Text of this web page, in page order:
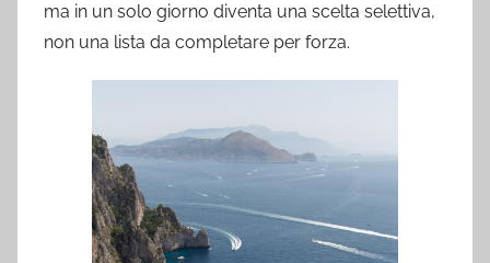
ma in un solo giorno diventa una scelta selettiva,
non una lista da completare per forza.